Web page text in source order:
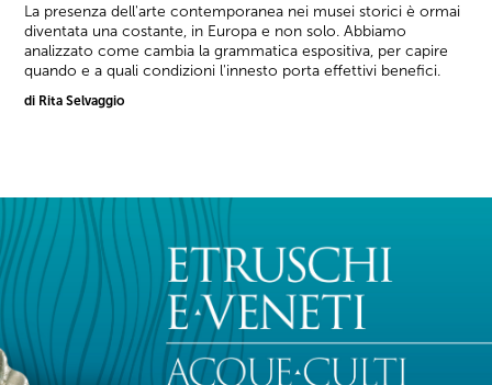
La presenza dell'arte contemporanea nei musei storici è ormai
diventata una costante, in Europa e non solo. Abbiamo
analizzato come cambia la grammatica espositiva, per capire
quando e a quali condizioni l'innesto porta effettivi benefici.
di Rita Selvaggio